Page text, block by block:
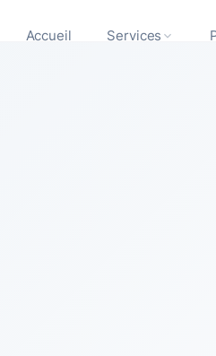
Accueil Services